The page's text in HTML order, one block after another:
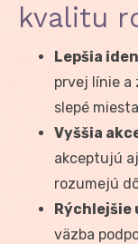
kvalitu
Lepšia
prvej línie a
slepé
Vyššia
akceptujú
rozumejú
Rýchlejšie
väzba